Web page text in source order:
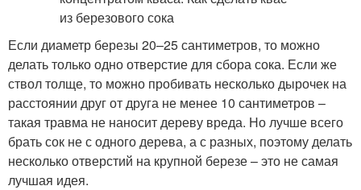
Если диаметр березы 20–25 сантиметров, то можно
делать только одно отверстие для сбора сока. Если же
ствол толще, то можно пробивать несколько дырочек на
расстоянии друг от друга не менее 10 сантиметров –
такая травма не наносит дереву вреда. Но лучше всего
брать сок не с одного дерева, а с разных, поэтому делать
несколько отверстий на крупной березе – это не самая
лучшая идея.